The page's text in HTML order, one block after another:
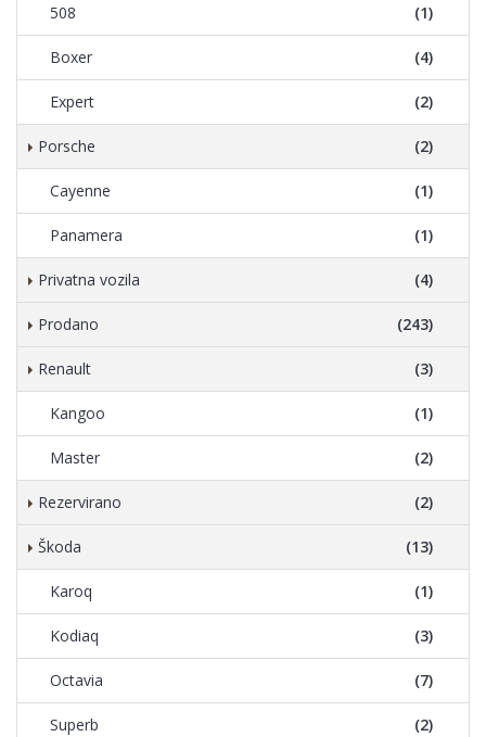
508 (1)
Boxer (4)
Expert (2)
Porsche (2)
Cayenne (1)
Panamera (1)
Privatna vozila (4)
Prodano (243)
Renault (3)
Kangoo (1)
Master (2)
Rezervirano (2)
Škoda (13)
Karoq (1)
Kodiaq (3)
Octavia (7)
Superb (2)